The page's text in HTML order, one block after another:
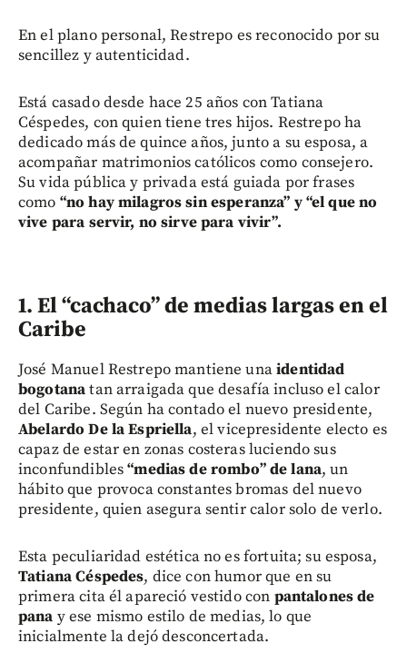
En el plano personal, Restrepo es reconocido por su
sencillez y autenticidad.
Está casado desde hace 25 años con Tatiana
Céspedes, con quien tiene tres hijos. Restrepo ha
dedicado más de quince años, junto a su esposa, a
acompañar matrimonios católicos como consejero.
Su vida pública y privada está guiada por frases
como “no hay milagros sin esperanza” y “el que no
vive para servir, no sirve para vivir”.
1. El “cachaco” de medias largas en el
Caribe
José Manuel Restrepo mantiene unaidentidad
bogotanatan arraigada que desafía incluso el calor
del Caribe. Según ha contado el nuevo presidente,
Abelardo De la Espriella, el vicepresidente electo es
capaz de estar en zonas costeras luciendo sus
inconfundibles“medias de rombo” de lana, un
hábito que provoca constantes bromas del nuevo
presidente, quien asegura sentir calor solo de verlo.
Esta peculiaridad estética no es fortuita; su esposa,
Tatiana Céspedes, dice con humor que en su
primera cita él apareció vestido con pantalones de
pana y ese mismo estilo de medias, lo que
inicialmente la dejó desconcertada.